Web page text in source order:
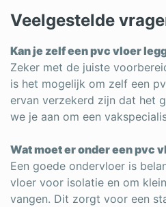
Veelgestelde
Kan je zelf een pvc vloer
Zeker met de juiste
is het mogelijk om zelf een
ervan verzekerd zijn dat het
we je aan om een
Wat moet er onder een pvc
Een goede ondervloer is
vloer voor isolatie en om
vangen. Dit zorgt voor een